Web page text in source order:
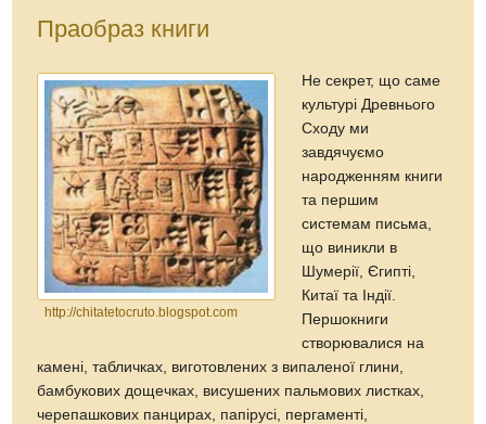
Праобраз книги
http://chitatetocruto.blogspot.com
Не секрет, що саме
культурі Древнього
Сходу ми
завдячуємо
народженням книги
та першим
системам письма,
що виникли в
Шумерії, Єгипті,
Китаї та Індії.
Першокниги
створювалися на
камені, табличках, виготовлених з випаленої глини,
бамбукових дощечках, висушених пальмових листках,
черепашкових панцирах, папірусі, пергаменті,